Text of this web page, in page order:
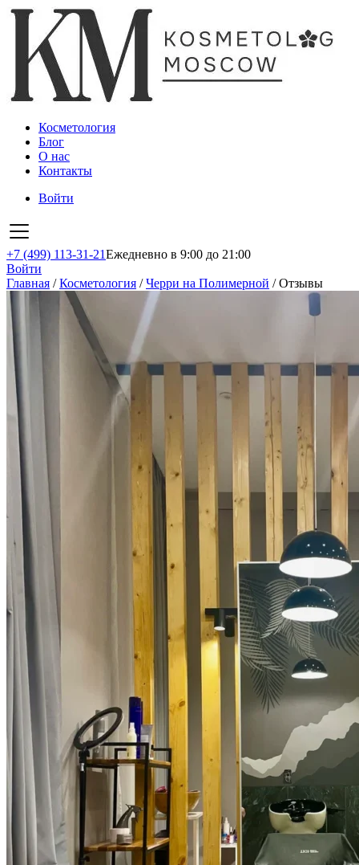
Косметология
Блог
О нас
Контакты
Войти
+7 (499) 113-31-21Ежедневно в 9:00 до 21:00
Войти
Главная /Косметология /Черри на Полимерной /Отзывы